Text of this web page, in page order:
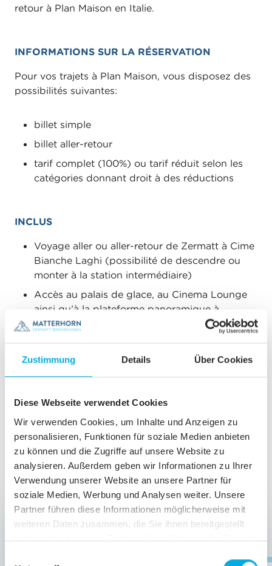
Zustimmung Details Über Cookies
Diese Webseite verwendet Cookies
Wir verwenden Cookies, um Inhalte und Anzeigen zu
personalisieren, Funktionen für soziale Medien anbieten
zu können und die Zugriffe auf unsere Website zu
analysieren. Außerdem geben wir Informationen zu Ihrer
Verwendung unserer Website an unsere Partner für
soziale Medien, Werbung und Analysen weiter. Unsere
Partner führen diese Informationen möglicherweise mit
weiteren Daten zusammen, die Sie ihnen bereitgestellt
haben oder die sie im Rahmen Ihrer Nutzung der Dienste
retour à Plan Maison en Italie.
INFORMATIONS SUR LA RÉSERVATION
Pour vos trajets à Plan Maison, vous disposez des
possibilités suivantes:
billet simple
billet aller-retour
tarif complet (100%) ou tarif réduit selon les
catégories donnant droit à des réductions
INCLUS
Voyage aller ou aller-retour de Zermatt à Cime
Bianche Laghi (possibilité de descendre ou
monter à la station intermédiaire)
Accès au palais de glace, au Cinema Lounge
ainsi qu’à la plateforme panoramique à
Matterhorn Glacier Paradise et l’InfoCube à
Entrée au SnowXperience de Plateau
(obligation de tenir les chiens en laisse et avec
une muselière en Italie)
PRIX & RÉDUCTIONS
Bambini 3 - 8.99 ans* gratuit